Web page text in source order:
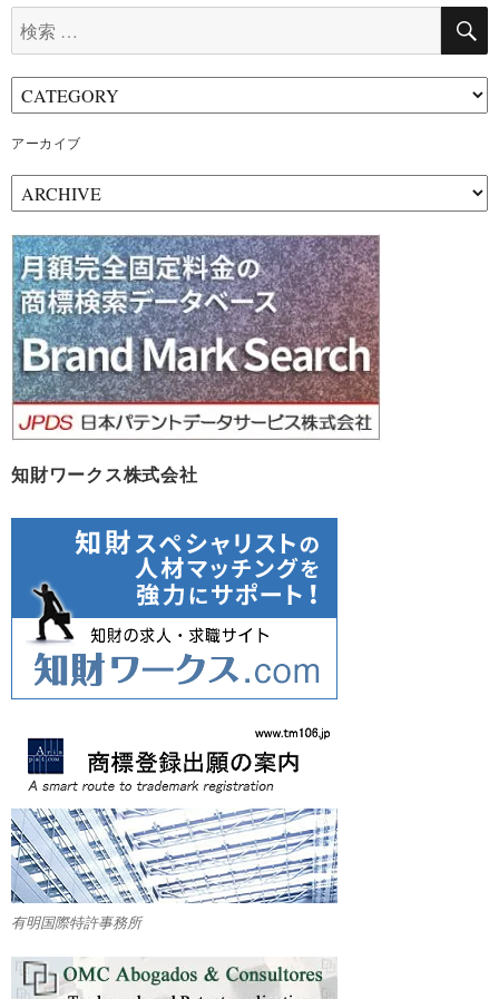
索:
アーカイブ
ー
カ
イ
ブ
知財ワークス株式会社
有明国際特許事務所